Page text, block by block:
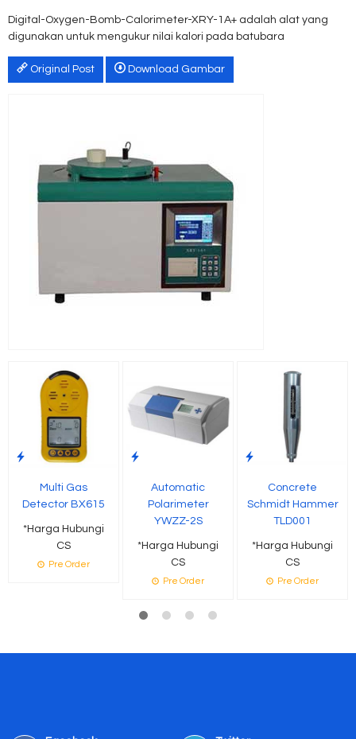
Digital-Oxygen-Bomb-Calorimeter-XRY-1A+ adalah alat yang
digunakan untuk mengukur nilai kalori pada batubara
Original Post Download Gambar
Multi Gas
Detector BX615
*Harga Hubungi
CS
Pre Order
Automatic
Polarimeter
YWZZ-2S
*Harga Hubungi
CS
Pre Order
Concrete
Schmidt Hammer
TLD001
*Harga Hubungi
CS
Pre Order